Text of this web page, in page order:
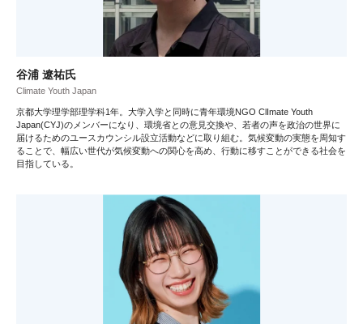
谷浦 遼祐氏
Climate Youth Japan
京都大学理学部理学科1年。大学入学と同時に青年環境NGO ClImate Youth
Japan(CYJ)のメンバーになり、環境省との意見交換や、若者の声を政治の世界に
届けるためのユースカウンシル設立活動などに取り組む。気候変動の実態を周知す
ることで、幅広い世代が気候変動への関心を高め、行動に移すことができる社会を
目指している。